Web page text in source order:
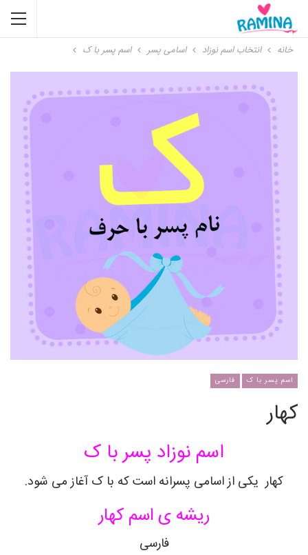
خانه انتخاب اسم نوزاد اسامی پسر اسم پسر با ک
اسم پسر با ک فارسی
کهار
اسم نوزاد پسر با ک
کهار یکی از اسامی پسرانه است که با ک آغاز می شود.
ریشه ی اسمکهار
فارسی